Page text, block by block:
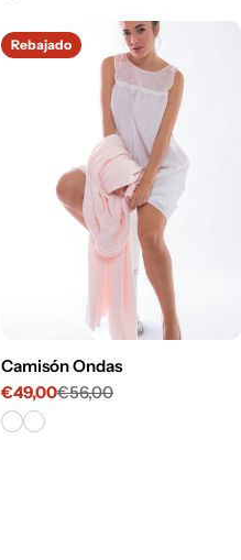
Rebajado
Camisón Ondas
Precio
de
€49,00
Precio
habitual
€56,00